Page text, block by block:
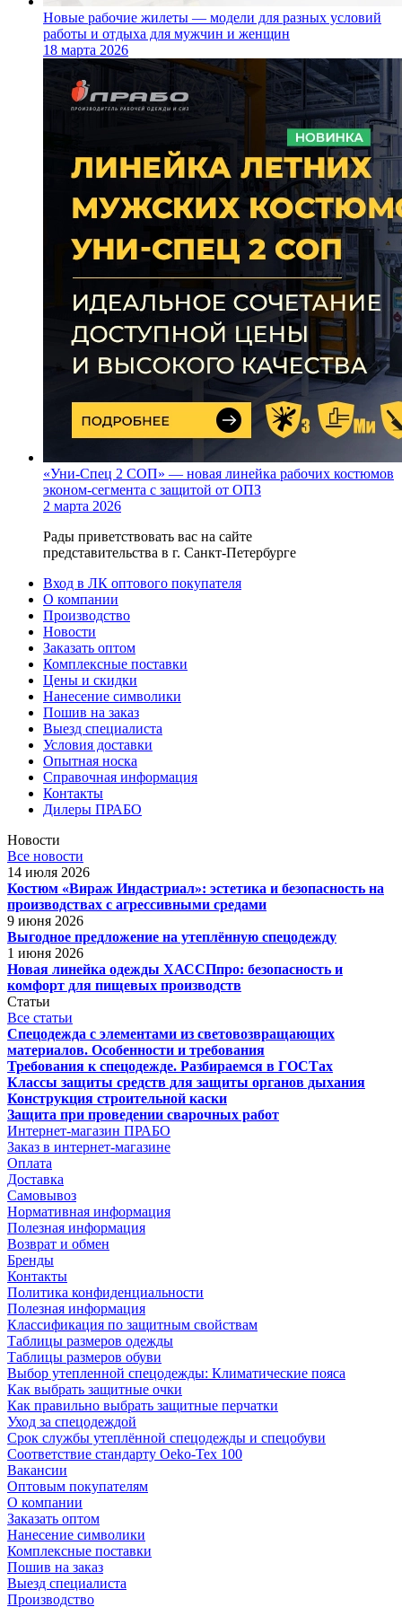
Новые рабочие жилеты — модели для разных условий
работы и отдыха для мужчин и женщин
18 марта 2026
«Уни-Спец 2 СОП» — новая линейка рабочих костюмов
эконом-сегмента с защитой от ОПЗ
2 марта 2026
Рады приветствовать вас на сайте
представительства в г. Санкт-Петербурге
Вход в ЛК оптового покупателя
О компании
Производство
Новости
Заказать оптом
Комплексные поставки
Цены и скидки
Нанесение символики
Пошив на заказ
Выезд специалиста
Условия доставки
Опытная носка
Справочная информация
Контакты
Дилеры ПРАБО
Новости
Все новости
14 июля 2026
Костюм «Вираж Индастриал»: эстетика и безопасность на
производствах с агрессивными средами
9 июня 2026
Выгодное предложение на утеплённую спецодежду
1 июня 2026
Новая линейка одежды ХАССПпро: безопасность и
комфорт для пищевых производств
Статьи
Все статьи
Спецодежда с элементами из световозвращающих
материалов. Особенности и требования
Требования к спецодежде. Разбираемся в ГОСТах
Классы защиты средств для защиты органов дыхания
Конструкция строительной каски
Защита при проведении сварочных работ
Интернет-магазин ПРАБО
Заказ в интернет-магазине
Оплата
Доставка
Самовывоз
Нормативная информация
Полезная информация
Возврат и обмен
Бренды
Контакты
Политика конфиденциальности
Полезная информация
Классификация по защитным свойствам
Таблицы размеров одежды
Таблицы размеров обуви
Выбор утепленной спецодежды: Климатические пояса
Как выбрать защитные очки
Как правильно выбрать защитные перчатки
Уход за спецодеждой
Срок службы утеплённой спецодежды и спецобуви
Соответствие стандарту Oeko-Tex 100
Вакансии
Оптовым покупателям
О компании
Заказать оптом
Нанесение символики
Комплексные поставки
Пошив на заказ
Выезд специалиста
Производство